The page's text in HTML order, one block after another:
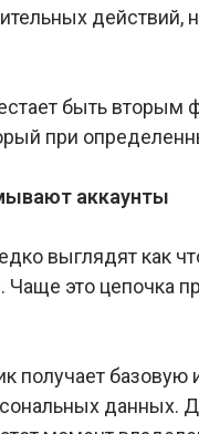
действий,
быть вторым
при
аккаунты
выглядят как
это цепочка
получает
данных.